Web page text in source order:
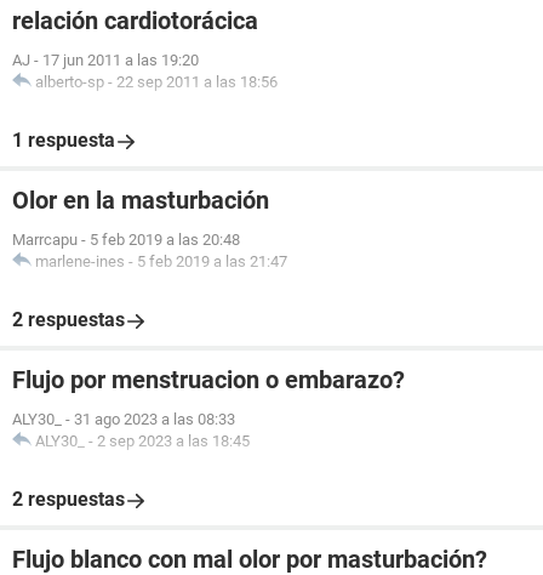
relación cardiotorácica
AJ - 17 jun 2011 a las 19:20
alberto-sp - 22 sep 2011 a las 18:56
1 respuesta
Olor en la masturbación
Marrcapu - 5 feb 2019 a las 20:48
marlene-ines - 5 feb 2019 a las 21:47
2 respuestas
Flujo por menstruacion o embarazo?
ALY30_ - 31 ago 2023 a las 08:33
ALY30_ - 2 sep 2023 a las 18:45
2 respuestas
Flujo blanco con mal olor por masturbación?